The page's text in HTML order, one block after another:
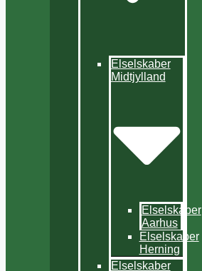
Elselskaber
Midtjylland
Elselskaber
Aarhus
Elselskaber
Herning
Elselskaber